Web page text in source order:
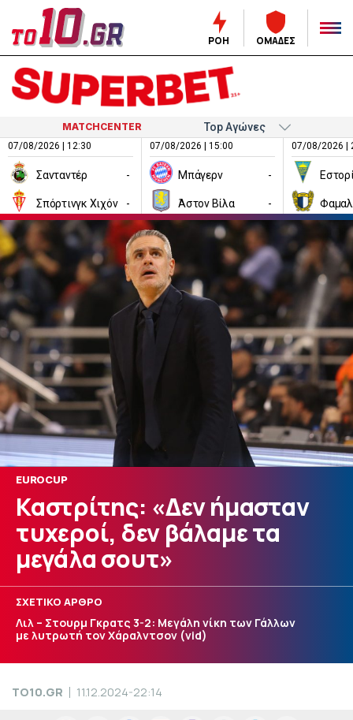
ΡΟΗ ΟΜΑΔΕΣ
MATCHCENTER
07/08/2026 | 12:30
Σανταντέρ -
Σπόρτινγκ Χιχόν -
07/08/2026 | 15:00
Μπάγερν -
Άστον Βίλα -
07/08/2026 |
EUROCUP
Καστρίτης: «Δεν ήμασταν
τυχεροί, δεν βάλαμε τα
μεγάλα σουτ»
ΣΧΕΤΙΚΟ ΑΡΘΡΟ
Λιλ – Στουρμ Γκρατς 3-2: Μεγάλη νίκη των Γάλλων
με λυτρωτή τον Χάραλντσον (vid)
TO10.GR 11.12.2024-22:14